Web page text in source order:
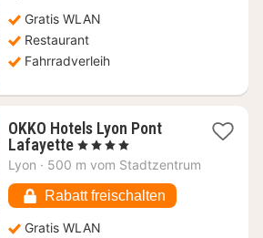
Gratis WLAN
Restaurant
Fahrradverleih
OKKO Hotels Lyon Pont
Lafayette1
Nacht
94,55
€
, 4 Sterne
Lyon · 500 m vom Stadtzentrum
Rabatt freischalten
Gratis WLAN